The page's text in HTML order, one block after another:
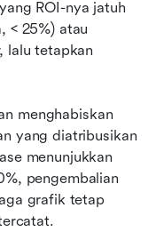
ROI-nya jatuh
< 25%) atau
lalu tetapkan
menghabiskan
yang diatribusikan
menunjukkan
pengembalian
grafik tetap